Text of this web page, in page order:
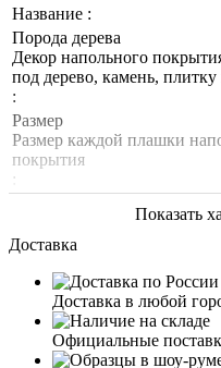
Название :
Порода дерева
Декор напольного
под дерево, камень, плитку
:
Размер
Размер каждой плашки
покрытия
:
Показать
Доставка
Доставка в любой
Официальные